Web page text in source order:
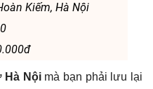
Kiếm, Hà Nội
Hà Nội mà bạn phải lưu lại